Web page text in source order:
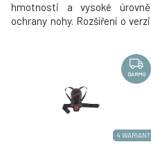
hmotnosti a vysoké úrovně
ochrany nohy. Rozšíření o verzi
boty do kategorie univerzálních
bot, vhodných nejen pro
příznivce hard endura, ale i pro
kategorie cestovních
motocyklů. Vlastnosti a
výhody: Odlehčená obšívka4 WARIANT
DARMO